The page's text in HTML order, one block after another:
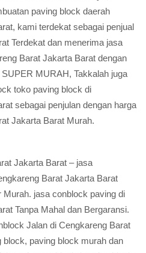
paving block daerah
kami terdekat sebagai penjual
Terdekat dan menerima jasa
Barat Jakarta Barat dengan
MURAH, Takkalah juga
toko paving block di
sebagai penjulan dengan harga
Jakarta Barat Murah.
Jakarta Barat – jasa
Barat Jakarta Barat
Murah. jasa conblock paving di
Tanpa Mahal dan Bergaransi.
Jalan di Cengkareng Barat
paving block murah dan